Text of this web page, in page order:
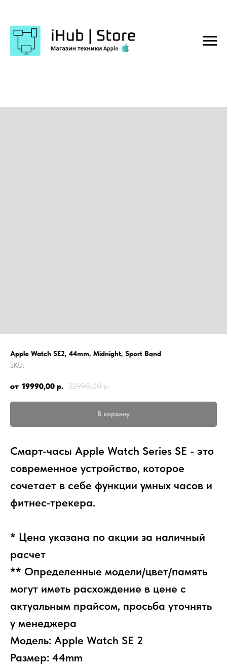
Apple Watch SE2, 44mm, Midnight, Sport Band
SKU:
19990,00 р. 32990,00 р.
В корзину
Смарт-часы Apple Watch Series SE - это
современное устройство, которое
сочетает в себе функции умных часов и
фитнес-трекера.
* Цена указана по акции за наличный
расчет
** Определенные модели/цвет/память
могут иметь расхождение в цене с
актуальным прайсом, просьба уточнять
у менеджера
Модель: Apple Watch SE 2
Размер: 44mm